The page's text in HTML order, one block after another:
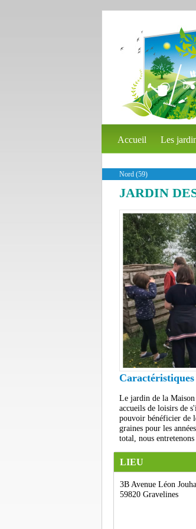
Accueil Les
Nord (59)
JARDIN
Caractéristiques
Le jardin de la
accueils de loisirs de
pouvoir bénéficier de
graines pour les
total, nous
LIEU
3B Avenue Léon
59820 Gravelines